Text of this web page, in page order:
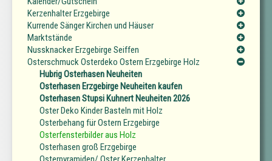
Kerzenhalter Erzgebirge
Kurrende Sänger Kirchen und Häuser
Marktstände
Nussknacker Erzgebirge Seiffen
Osterschmuck Osterdeko Ostern Erzgebirge Holz
Hubrig Osterhasen Neuheiten
Osterhasen Erzgebirge Neuheiten kaufen
Osterhasen Stupsi Kuhnert Neuheiten 2026
Oster Deko Kinder Basteln mit Holz
Osterbehang für Ostern Erzgebirge
Osterfensterbilder aus Holz
Osterhasen groß Erzgebirge